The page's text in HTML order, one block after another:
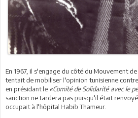
En 1967, il s'engage du côté du Mouvement
tentait de mobiliser l'opinion tunisienne
en présidant le «Comité de Solidarité avec le
sanction ne tardera pas puisqu'il était
occupait à l'hôpital Habib Thameur.